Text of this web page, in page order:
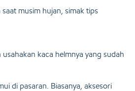
musim hujan, simak tips
kaca helmnya yang sudah
di pasaran. Biasanya, aksesori